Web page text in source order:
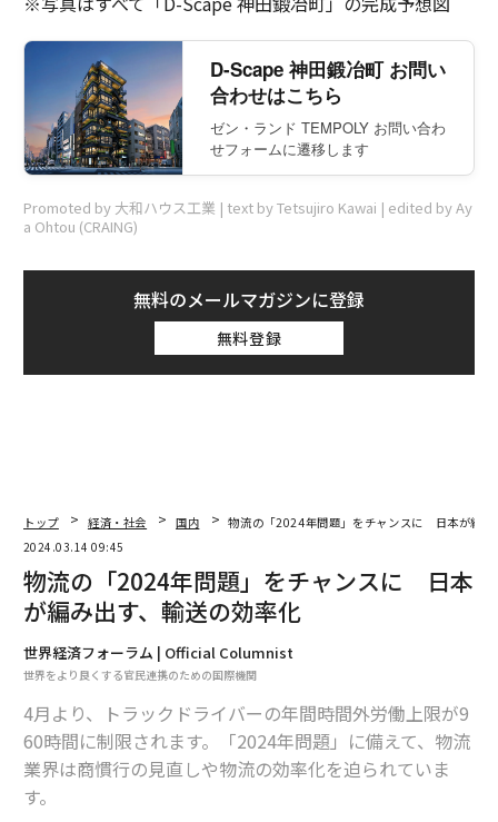
D-Scape 神田鍛冶町 お問い
合わせはこちら
ゼン・ランド TEMPOLY お問い合わ
せフォームに遷移します
Promoted by 大和ハウス工業 | text by Tetsujiro Kawai | edited by Ay
a Ohtou (CRAING)
無料のメールマガジンに登録
無料登録
トップ 経済・社会 国内
物流の「2024年問題」をチャンスに 日本が編み
2024.03.14 09:45
物流の「2024年問題」をチャンスに 日本
が編み出す、輸送の効率化
世界経済フォーラム | Official Columnist
世界をより良くする官民連携のための国際機関
4月より、トラックドライバーの年間時間外労働上限が9
60時間に制限されます。「2024年問題」に備えて、物流
業界は商慣行の見直しや物流の効率化を迫られていま
す。